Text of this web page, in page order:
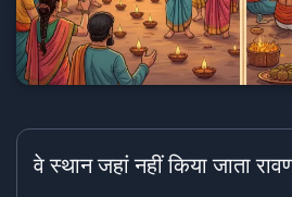
वे स्थान जहां नहीं किया जाता